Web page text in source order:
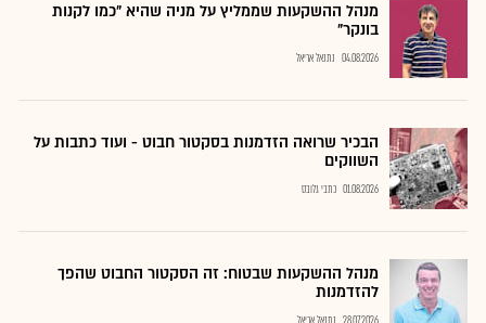
מנהל ההשקעות שממליץ על מניה שהיא "כמו לקנות
בונקר"
04.08.2026 נתנאל אריאל
הבכיר שרואה הזדמנות בסקטור חבוט - ועוד כתבות על
השווקים
01.08.2026 כתבי גלובס
מנהל ההשקעות שבטוח: זה הסקטור החבוט שהפך
להזדמנות